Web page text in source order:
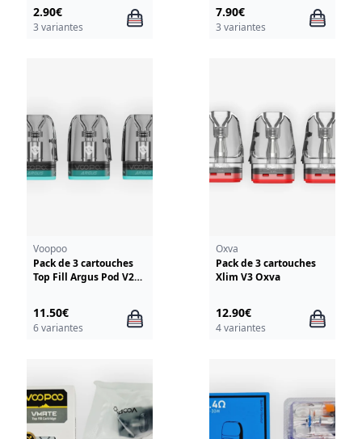
2.90€
3 variantes
7.90€
3 variantes
Voopoo
Pack de 3 cartouches
Top Fill Argus Pod V2
11.50€
6 variantes
Oxva
Pack de 3 cartouches
Xlim V3 Oxva
12.90€
4 variantes